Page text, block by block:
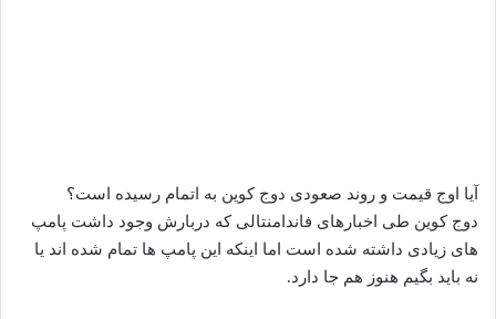
آیا اوج قیمت و روند صعودی دوج کوین به اتمام رسیده است؟
دوج کوین طی اخبارهای فاندامنتالی که دربارش وجود داشت پامپ
های زیادی داشته شده است اما اینکه این پامپ ها تمام شده اند یا
نه باید بگیم هنوز هم جا دارد.